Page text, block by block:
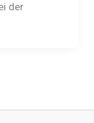
der